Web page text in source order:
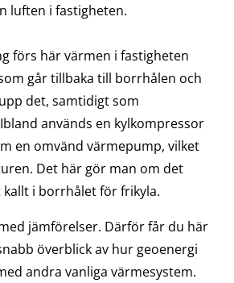
luften i fastigheten.
förs här värmen i fastigheten
går tillbaka till borrhålen och
det, samtidigt som
Ibland används en kylkompressor
en omvänd värmepump, vilket
Det här gör man om det
i borrhålet för frikyla.
jämförelser. Därför får du här
överblick av hur geoenergi
andra vanliga värmesystem.